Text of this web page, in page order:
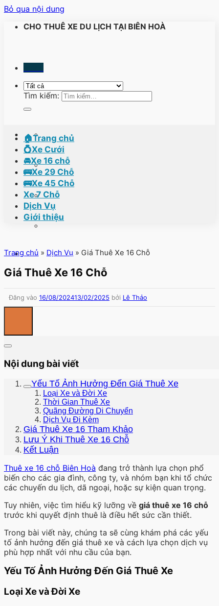
Bỏ qua nội dung
CHO THUÊ XE DU LỊCH TẠI BIÊN HOÀ
Tìm kiếm:
🏠Trang chủ
💍Xe Cưới
🚘Xe 16 chỗ
🚌Xe 29 Chỗ
🚌Xe 45 Chỗ
Xe 7 Chỗ
Dịch Vụ
Giới thiệu
Trang chủ » Dịch Vụ » Giá Thuê Xe 16 Chỗ
Giá Thuê Xe 16 Chỗ
Đăng vào 16/08/202413/02/2025 bởi Lê Thảo
Nội dung bài viết
Yếu Tố Ảnh Hưởng Đến Giá Thuê Xe
Loại Xe và Đời Xe
Thời Gian Thuê Xe
Quãng Đường Di Chuyển
Dịch Vụ Đi Kèm
Giá Thuê Xe 16 Tham Khảo
Lưu Ý Khi Thuê Xe 16 Chỗ
Kết Luận
Thuê xe 16 chỗ Biên Hoà đang trở thành lựa chọn phổ
biến cho các gia đình, công ty, và nhóm bạn khi tổ chức
các chuyến du lịch, dã ngoại, hoặc sự kiện quan trọng.
Tuy nhiên, việc tìm hiểu kỹ lưỡng về giá thuê xe 16 chỗ
trước khi quyết định thuê là điều hết sức cần thiết.
Trong bài viết này, chúng ta sẽ cùng khám phá các yếu
tố ảnh hưởng đến giá thuê xe và cách lựa chọn dịch vụ
phù hợp nhất với nhu cầu của bạn.
Yếu Tố Ảnh Hưởng Đến Giá Thuê Xe
Loại Xe và Đời Xe